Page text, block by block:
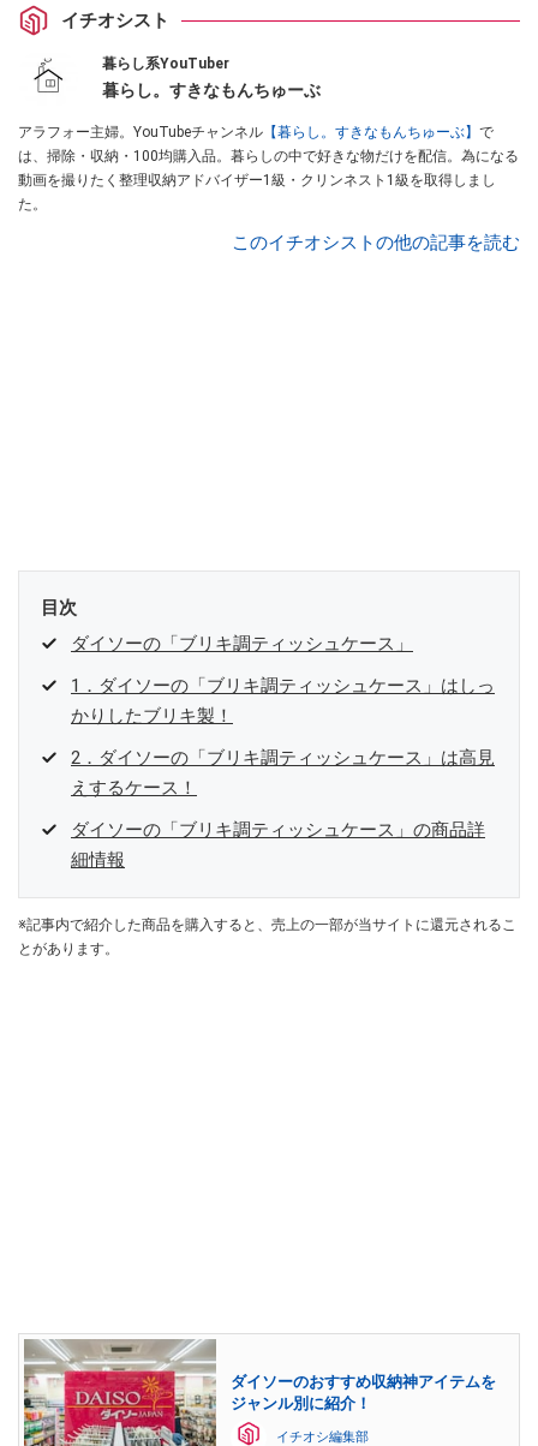
イチオシスト
暮らし系YouTuber
暮らし。すきなもんちゅーぶ
アラフォー主婦。YouTubeチャンネル 【暮らし。すきなもんちゅーぶ】 で
は、掃除・収納・100均購入品。暮らしの中で好きな物だけを配信。為になる
動画を撮りたく整理収納アドバイザー1級・クリンネスト1級を取得しまし
た。
このイチオシストの他の記事を読む
目次
ダイソーの「ブリキ調ティッシュケース」
1．ダイソーの「ブリキ調ティッシュケース」はしっ
かりしたブリキ製！
2．ダイソーの「ブリキ調ティッシュケース」は高見
えするケース！
ダイソーの「ブリキ調ティッシュケース」の商品詳
細情報
※記事内で紹介した商品を購入すると、売上の一部が当サイトに還元されるこ
とがあります。
ダイソーのおすすめ収納神アイテムを
ジャンル別に紹介！
イチオシ編集部